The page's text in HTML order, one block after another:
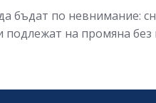
бъдат по невнимание:
на промяна